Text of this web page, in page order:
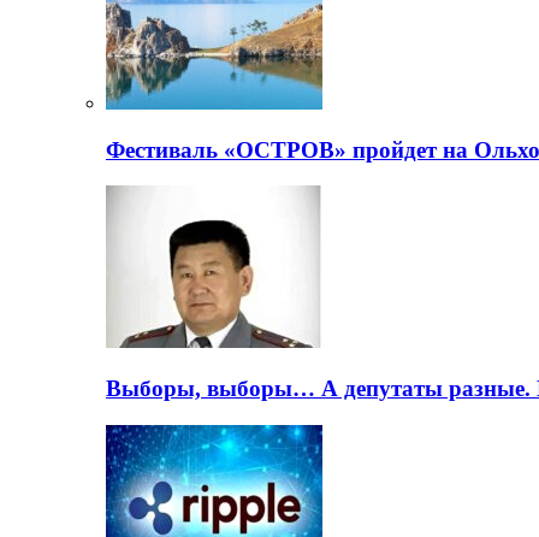
Фестиваль «ОСТРОВ» пройдет на
Выборы, выборы… А депутаты разные.